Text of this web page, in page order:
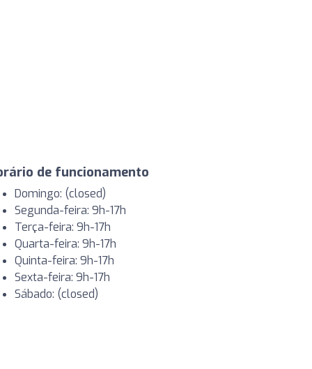
de funcionamento
Domingo: (closed)
Segunda-feira: 9h-17h
Terça-feira: 9h-17h
Quarta-feira: 9h-17h
Quinta-feira: 9h-17h
Sexta-feira: 9h-17h
Sábado: (closed)